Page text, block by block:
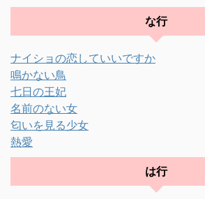
な行
ナイショの恋していいですか
鳴かない鳥
七日の王妃
名前のない女
匂いを見る少女
熱愛
は行